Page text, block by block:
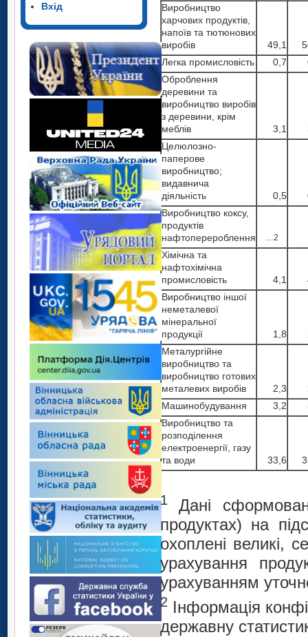
Вхід
Виробництво
харчових продуктів,
напоїв та тютюнових
виробів
49,1
Легка промисловість
0,7
Оброблення
деревини та
виробництво виробів
з деревини, крім
меблів
3,1
Целюлозно-
паперове
виробництво;
видавнича
діяльність
0,5
Виробництво коксу,
продуктів
нафтоперероблення
2
Хімічна та
нафтохімічна
промисловість
4,1
Виробництво іншої
неметалевої
мінеральної
продукції
1,8
Металургійне
виробництво та
виробництво готових
металевих виробів
2,3
Машинобудування
3,2
Виробництво та
розподілення
електроенергії, газу
та води
33,6
1
Дані
продуктах) на
охоплені великі,
урахування
урахуванням
2 Інформація
державну